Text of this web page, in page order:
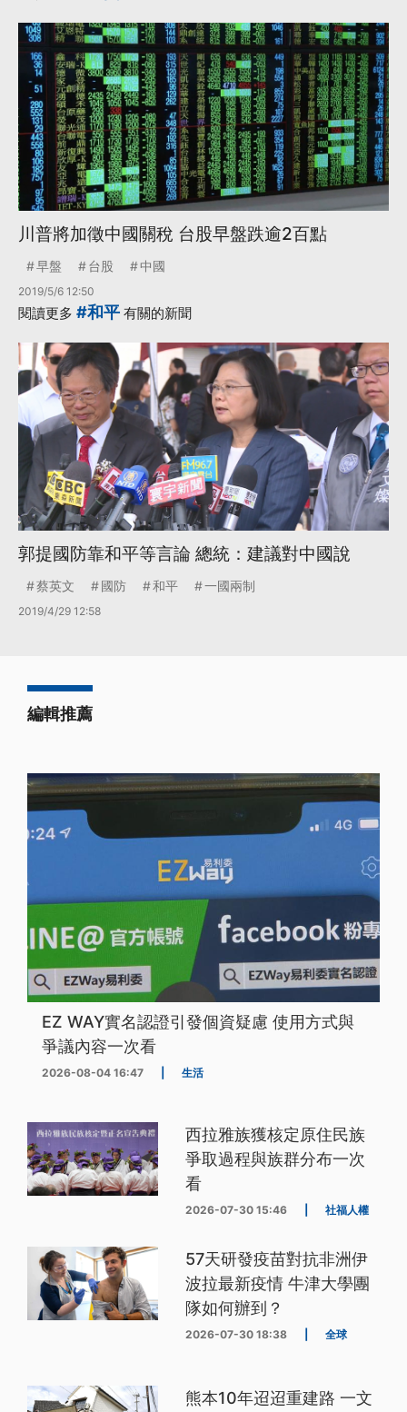
川普將加徵中國關稅 台股早盤跌逾2百點
早盤 台股 中國
2019/5/6 12:50
閱讀更多 #和平 有關的新聞
郭提國防靠和平等言論 總統：建議對中國說
蔡英文 國防 和平 一國兩制
2019/4/29 12:58
編輯推薦
EZ WAY實名認證引發個資疑慮 使用方式與
爭議內容一次看
2026-08-04 16:47 生活
西拉雅族獲核定原住民族
爭取過程與族群分布一次
看
2026-07-30 15:46 社福人權
57天研發疫苗對抗非洲伊
波拉最新疫情 牛津大學團
隊如何辦到？
2026-07-30 18:38 全球
熊本10年迢迢重建路 一文